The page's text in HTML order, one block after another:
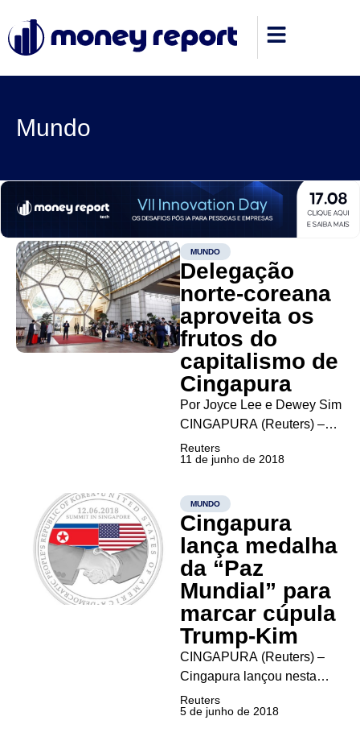
Mundo
MUNDO
Delegação
norte-coreana
aproveita os
frutos do
capitalismo de
Cingapura
Por Joyce Lee e Dewey Sim
CINGAPURA (Reuters) –
Pouco depois de um grupo
de diplomatas norte-
do hotel nesta segunda-feira
para conversas com
autoridades dos Estados
Unidos às vésperas de uma
histórica cúpula entre os
líderes dos...
Reuters
11 de junho de 2018
MUNDO
Cingapura
lança medalha
da “Paz
Mundial” para
marcar cúpula
Trump-Kim
CINGAPURA (Reuters) –
Cingapura lançou nesta
terça-feira uma medalha
comemorativa da cúpula da
Reuters
5 de junho de 2018